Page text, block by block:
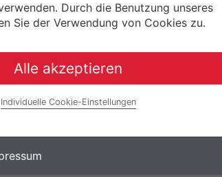
Durch die Benutzung unseres
Sie der Verwendung von Cookies zu.
Alle akzeptieren
Individuelle Cookie-Einstellungen